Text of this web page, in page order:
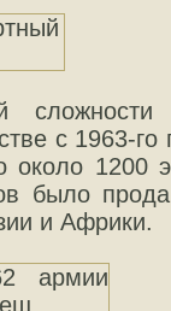
сложности
с 1963-
около 1200
было
и Африки.